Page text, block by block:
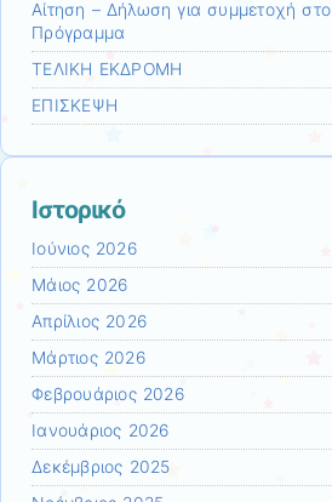
Αίτηση – Δήλωση για συμμετοχή
Πρόγραμμα
ΤΕΛΙΚΗ ΕΚΔΡΟΜΗ
ΕΠΙΣΚΕΨΗ
Ιστορικό
Ιούνιος 2026
Μάιος 2026
Απρίλιος 2026
Μάρτιος 2026
Φεβρουάριος 2026
Ιανουάριος 2026
Δεκέμβριος 2025